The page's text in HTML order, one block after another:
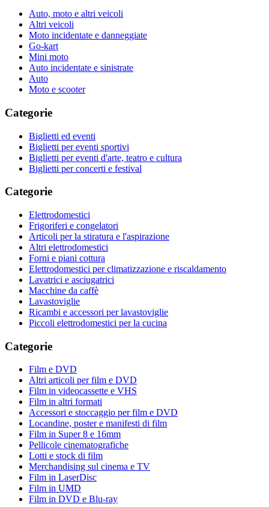
Auto, moto e altri veicoli
Altri veicoli
Moto incidentate e danneggiate
Go-kart
Mini moto
Auto incidentate e sinistrate
Auto
Moto e scooter
Categorie
Biglietti ed eventi
Biglietti per eventi sportivi
Biglietti per eventi d'arte, teatro e cultura
Biglietti per concerti e festival
Categorie
Elettrodomestici
Frigoriferi e congelatori
Articoli per la stiratura e l'aspirazione
Altri elettrodomestici
Forni e piani cottura
Elettrodomestici per climatizzazione e riscaldamento
Lavatrici e asciugatrici
Macchine da caffè
Lavastoviglie
Ricambi e accessori per lavastoviglie
Piccoli elettrodomestici per la cucina
Categorie
Film e DVD
Altri articoli per film e DVD
Film in videocassette e VHS
Film in altri formati
Accessori e stoccaggio per film e DVD
Locandine, poster e manifesti di film
Film in Super 8 e 16mm
Pellicole cinematografiche
Lotti e stock di film
Merchandising sul cinema e TV
Film in LaserDisc
Film in UMD
Film in DVD e Blu-ray